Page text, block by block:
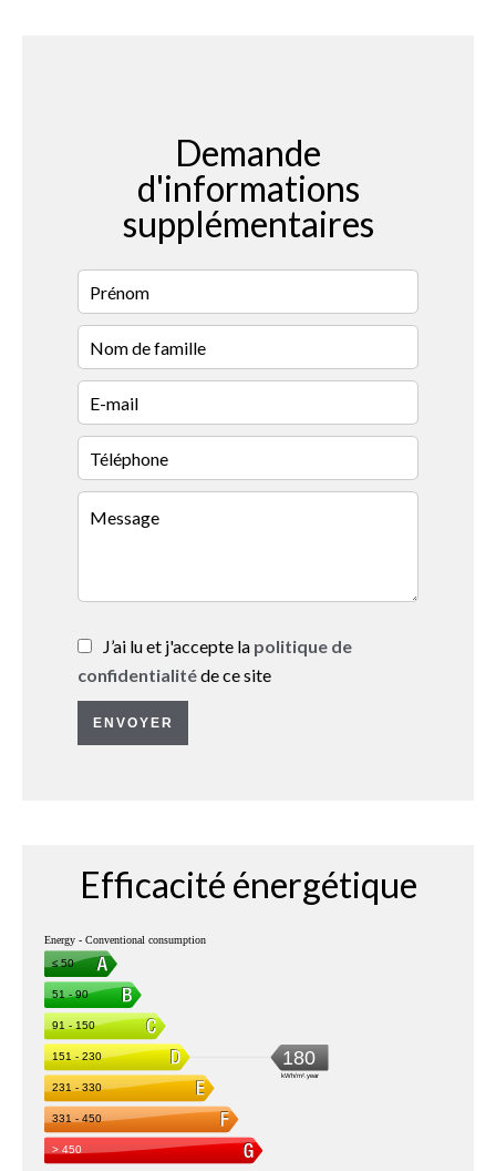
Demande
d'informations
supplémentaires
J’ai lu et j'accepte la politique de
confidentialitéde ce site
ENVOYER
Efficacité énergétique